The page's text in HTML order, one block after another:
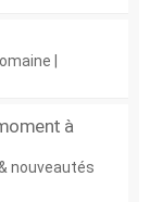
|
à
nouveautés